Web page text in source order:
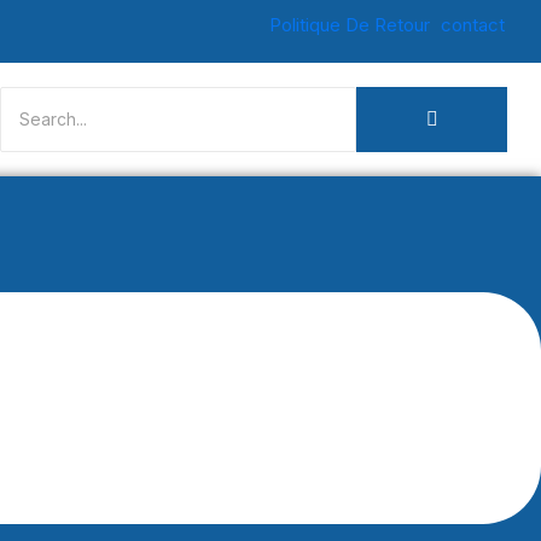
Politique De Retour contact